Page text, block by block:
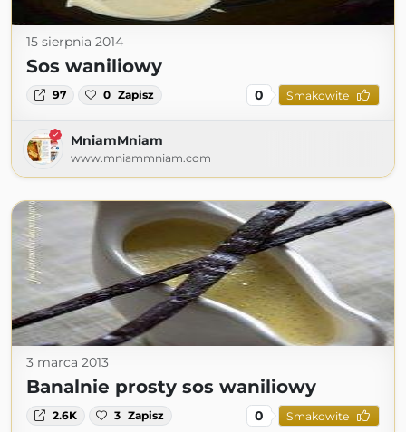
15 sierpnia 2014
Sos waniliowy
97 0 Zapisz 0 Smakowite
MniamMniam
www.mniammniam.com
3 marca 2013
Banalnie prosty sos waniliowy
2.6K 3 Zapisz 0 Smakowite